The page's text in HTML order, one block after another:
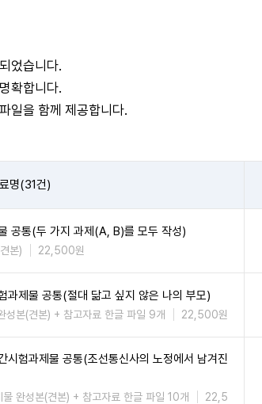
었습니다.
확합니다.
일을 함께 제공합니다.
명(31건)
공통(두 가지 과제(A, B)를 모두 작성)
본) 22,500원
과제물 공통(절대 닮고 싶지 않은 나의 부모)
성본(견본) + 참고자료 한글 파일 9개 22,500원
시험과제물 공통(조선통신사의 노정에서 남겨진
물 완성본(견본) + 참고자료 한글 파일 10개
22,5